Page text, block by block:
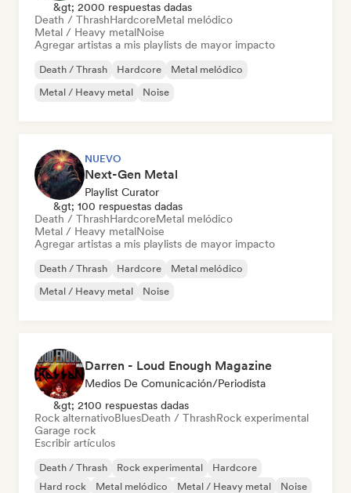
&gt; 2000 respuestas dadas
Death / ThrashHardcoreMetal melódico
Metal / Heavy metalNoise
Agregar artistas a mis playlists de mayor impacto
Death / Thrash Hardcore
Metal melódico
Metal / Heavy metal
Noise
NUEVO
Next-Gen Metal
Playlist Curator
&gt; 100 respuestas dadas
Death / ThrashHardcoreMetal melódico
Metal / Heavy metalNoise
Agregar artistas a mis playlists de mayor impacto
Death / Thrash Hardcore
Metal melódico
Metal / Heavy metal
Noise
Darren - Loud Enough Magazine
Medios De Comunicación/Periodista
&gt; 2100 respuestas dadas
Rock alternativoBluesDeath / ThrashRock experimental
Garage rock
Escribir artículos
Death / Thrash Rock experimental
Hardcore
Hard rock
Metal melódico Metal / Heavy metal
Noise